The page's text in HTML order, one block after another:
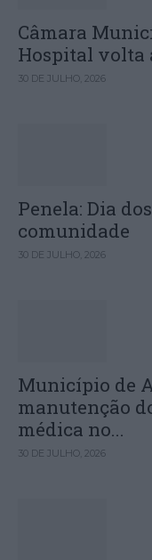
Câmara
Hospital volta
30 DE JULHO, 2026
Penela: Dia
comunidade
30 DE JULHO, 2026
Município de
manutenção
médica no...
30 DE JULHO, 2026